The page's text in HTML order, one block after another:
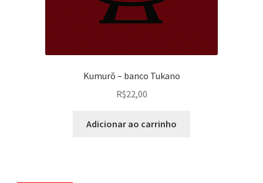
Kumurõ – banco Tukano
R$22,00
Adicionar ao carrinho